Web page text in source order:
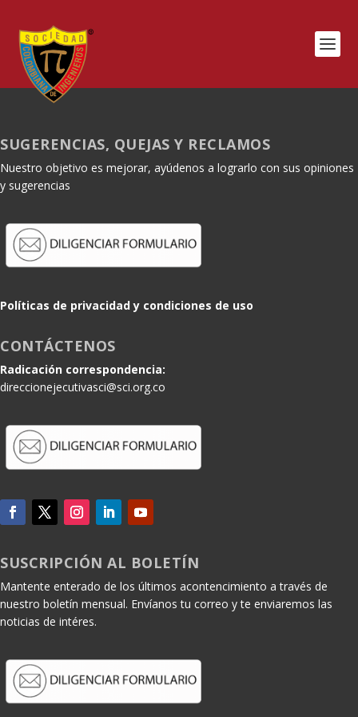
SUGERENCIAS, QUEJAS Y RECLAMOS
Nuestro objetivo es mejorar, ayúdenos a lograrlo con sus opiniones
y sugerencias
Políticas de privacidad y condiciones de uso
CONTÁCTENOS
Radicación correspondencia:
direccionejecutivasci@sci.org.co
SUSCRIPCIÓN AL BOLETÍN
Mantente enterado de los últimos acontencimiento a través de
nuestro boletín mensual. Envíanos tu correo y te enviaremos las
noticias de intéres.